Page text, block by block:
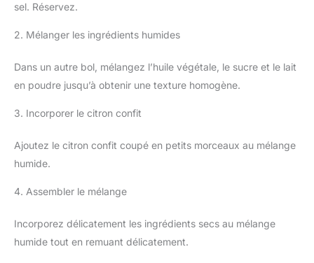
sel. Réservez.
2. Mélanger les ingrédients humides
Dans un autre bol, mélangez l’huile végétale, le sucre et le lait
en poudre jusqu’à obtenir une texture homogène.
3. Incorporer le citron confit
Ajoutez le citron confit coupé en petits morceaux au mélange
humide.
4. Assembler le mélange
Incorporez délicatement les ingrédients secs au mélange
humide tout en remuant délicatement.